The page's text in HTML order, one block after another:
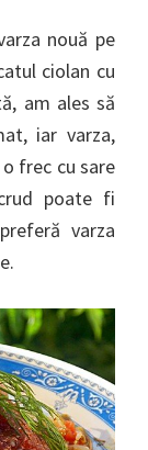
nouă pe
ciolan cu
am ales să
iar varza,
frec cu sare
poate fi
varza